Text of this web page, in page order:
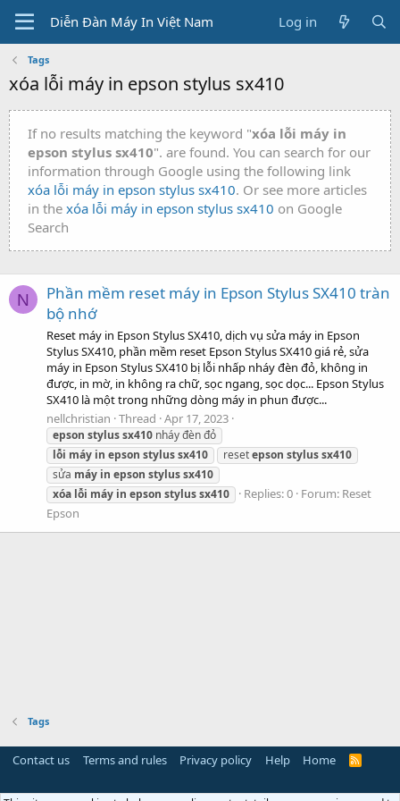
Diễn Đàn Máy In Việt Nam Log in
Tags
xóa lỗi máy in epson stylus sx410
If no results matching the keyword "xóa lỗi máy in
epson stylus sx410". are found. You can search for our
information through Google using the following link
xóa lỗi máy in epson stylus sx410. Or see more articles
in the xóa lỗi máy in epson stylus sx410 on Google
Search
N
Phần mềm reset máy in Epson Stylus SX410 tràn
bộ nhớ
Reset máy in Epson Stylus SX410, dịch vụ sửa máy in Epson
Stylus SX410, phần mềm reset Epson Stylus SX410 giá rẻ, sửa
máy in Epson Stylus SX410 bị lỗi nhấp nháy đèn đỏ, không in
được, in mờ, in không ra chữ, sọc ngang, sọc dọc... Epson Stylus
SX410 là một trong những dòng máy in phun được...
nellchristian Thread Apr 17, 2023
epson stylussx410 nháy đèn đỏ
lỗi máy in epson stylussx410 resetepson stylussx410
sửa máy in epson stylussx410
xóa lỗi máy in epson stylussx410 Replies: 0 Forum: Reset
Epson
Tags
Contact us Terms and rules Privacy policy Help Home
R